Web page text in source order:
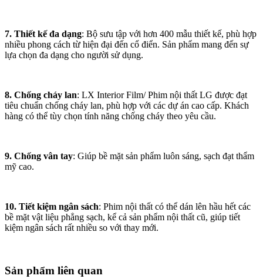
7. Thiết kế đa dạng: Bộ sưu tập với hơn 400 mẫu thiết kế, phù hợp
nhiều phong cách từ hiện đại đến cổ điển. Sản phẩm mang đến sự
lựa chọn đa dạng cho người sử dụng.
8. Chống cháy lan: LX Interior Film/ Phim nội thất LG được đạt
tiêu chuẩn chống cháy lan, phù hợp với các dự án cao cấp. Khách
hàng có thể tùy chọn tính năng chống cháy theo yêu cầu.
9. Chống vân tay: Giúp bề mặt sản phẩm luôn sáng, sạch đạt thẩm
mỹ cao.
10. Tiết kiệm ngân sách: Phim nội thất có thể dán lên hầu hết các
bề mặt vật liệu phẳng sạch, kể cả sản phẩm nội thất cũ, giúp tiết
kiệm ngân sách rất nhiều so với thay mới.
Sản phẩm liên quan